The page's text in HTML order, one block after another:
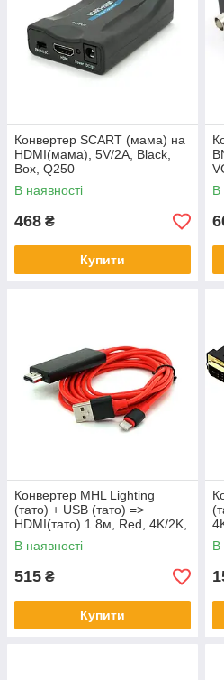
Конвертер SCART (мама) на
HDMI(мама), 5V/2A, Black,
Box, Q250
В наявності
468 ₴
Купити
В
Конвертер MHL Lighting
(тато) + USB (тато) =>
HDMI(тато) 1.8м, Red, 4K/2K,
BOX
В наявності
515 ₴
Купити
В